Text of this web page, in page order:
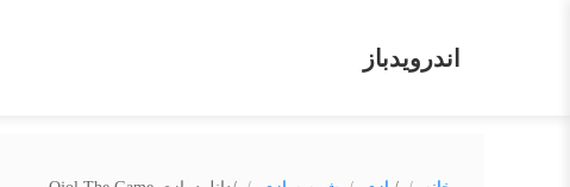
اندرویدباز